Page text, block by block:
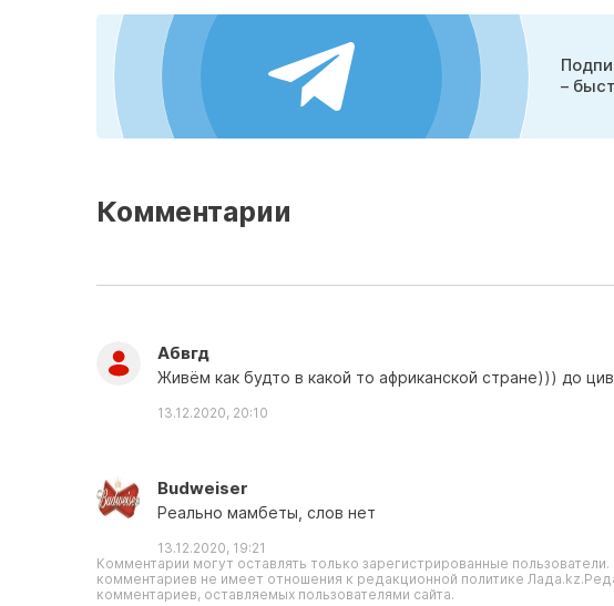
–
Комментарии
Абвгд
Живём как будто в какой то африканской стране))) до
13.12.2020, 20:10
Budweiser
Реально мамбеты, слов нет
13.12.2020, 19:21
Комментарии могут оставлять только зарегистрированные
комментариев не имеет отношения к редакционной политике
комментариев, оставляемых пользователями сайта.